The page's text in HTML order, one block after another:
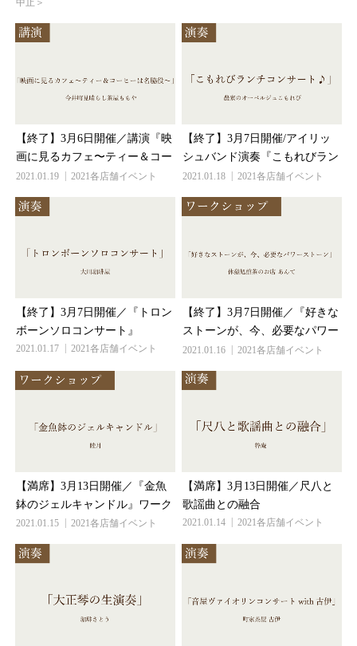
【終了】3月6日開催／講演『映
画に見るカフェ〜ティー＆コ...
2021.01.19 2021各店舗イベント
【終了】3月7日開催/アイリッ
シュバンド演奏『こもれびラ...
2021.01.18 2021各店舗イベント
【終了】3月7日開催／『トロン
ボーンソロコンサート』
2021.01.17 2021各店舗イベント
【終了】3月7日開催／『好きな
ストーンが、今、必要なパワ...
2021.01.16 2021各店舗イベント
【満席】3月13日開催／『金魚
鉢のジェルキャンドル』ワー...
2021.01.15 2021各店舗イベント
【満席】3月13日開催／尺八と
歌謡曲との融合
2021.01.14 2021各店舗イベント